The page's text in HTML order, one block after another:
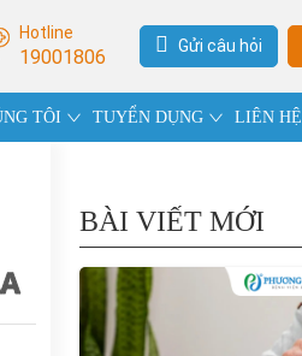
Hotline
19001806 Gửi câu hỏi
TÔI TUYỂN DỤNG LIÊN HỆ
BÀI VIẾT MỚI